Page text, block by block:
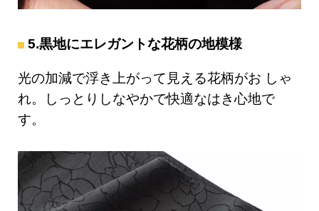
5.黒地にエレガントな花柄の地模様
光の加減で浮き上がって見える花柄がお しゃ
れ。しっとりしなやかで快適なはき心地で
す。